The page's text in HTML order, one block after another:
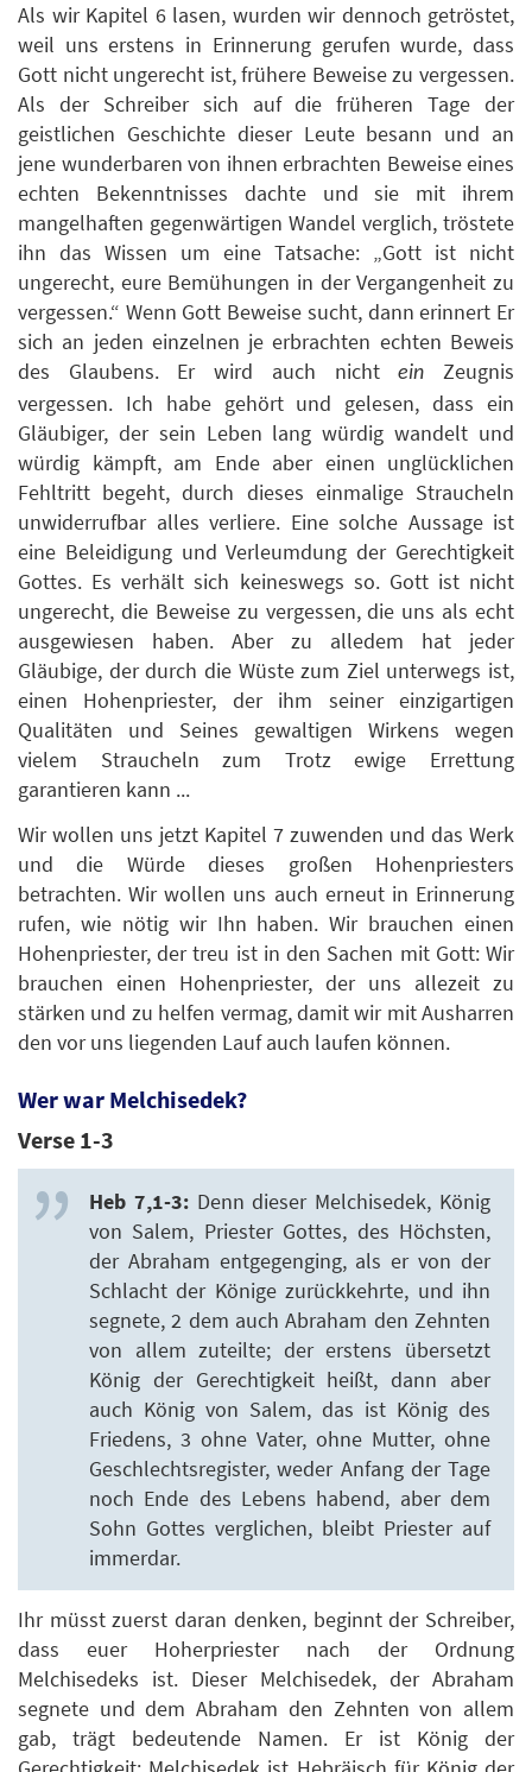
Als wir Kapitel 6 lasen, wurden wir dennoch getröstet,
weil uns erstens in Erinnerung gerufen wurde, dass
Gott nicht ungerecht ist, frühere Beweise zu vergessen.
Als der Schreiber sich auf die früheren Tage der
geistlichen Geschichte dieser Leute besann und an
jene wunderbaren von ihnen erbrachten Beweise eines
echten Bekenntnisses dachte und sie mit ihrem
mangelhaften gegenwärtigen Wandel verglich, tröstete
ihn das Wissen um eine Tatsache: „Gott ist nicht
ungerecht, eure Bemühungen in der Vergangenheit zu
vergessen.“ Wenn Gott Beweise sucht, dann erinnert Er
sich an jeden einzelnen je erbrachten echten Beweis
des Glaubens. Er wird auch nichtein
Zeugnis
vergessen. Ich habe gehört und gelesen, dass ein
Gläubiger, der sein Leben lang würdig wandelt und
würdig kämpft, am Ende aber einen unglücklichen
Fehltritt begeht, durch dieses einmalige Straucheln
unwiderrufbar alles verliere. Eine solche Aussage ist
eine Beleidigung und Verleumdung der Gerechtigkeit
Gottes. Es verhält sich keineswegs so. Gott ist nicht
ungerecht, die Beweise zu vergessen, die uns als echt
ausgewiesen haben. Aber zu alledem hat jeder
Gläubige, der durch die Wüste zum Ziel unterwegs ist,
einen Hohenpriester, der ihm seiner einzigartigen
Qualitäten und Seines gewaltigen Wirkens wegen
vielem Straucheln zum Trotz ewige Errettung
garantieren kann ...
Wir wollen uns jetzt Kapitel 7 zuwenden und das Werk
und die Würde dieses großen Hohenpriesters
betrachten. Wir wollen uns auch erneut in Erinnerung
rufen, wie nötig wir Ihn haben. Wir brauchen einen
Hohenpriester, der treu ist in den Sachen mit Gott: Wir
brauchen einen Hohenpriester, der uns allezeit zu
stärken und zu helfen vermag, damit wir mit Ausharren
den vor uns liegenden Lauf auch laufen können.
Wer war Melchisedek?
Verse 1-3
Heb 7,1-3:Denn dieser Melchisedek, König
von Salem, Priester Gottes, des Höchsten,
der Abraham entgegenging, als er von der
Schlacht der Könige zurückkehrte, und ihn
segnete, 2 dem auch Abraham den Zehnten
von allem zuteilte; der erstens übersetzt
König der Gerechtigkeit heißt, dann aber
auch König von Salem, das ist König des
Friedens, 3 ohne Vater, ohne Mutter, ohne
Geschlechtsregister, weder Anfang der Tage
noch Ende des Lebens habend, aber dem
Sohn Gottes verglichen, bleibt Priester auf
immerdar.
Ihr müsst zuerst daran denken, beginnt der Schreiber,
dass euer Hoherpriester nach der Ordnung
Melchisedeks ist. Dieser Melchisedek, der Abraham
segnete und dem Abraham den Zehnten von allem
gab, trägt bedeutende Namen. Er ist König der